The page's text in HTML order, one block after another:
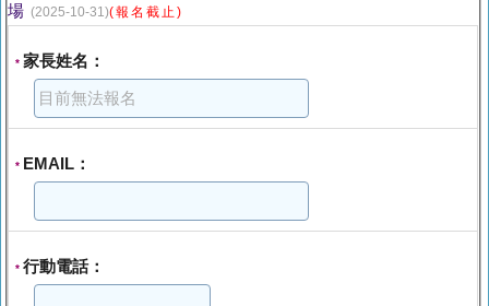
場 (2025-10-31)(報名截止)
* 家長姓名：
* EMAIL：
* 行動電話：